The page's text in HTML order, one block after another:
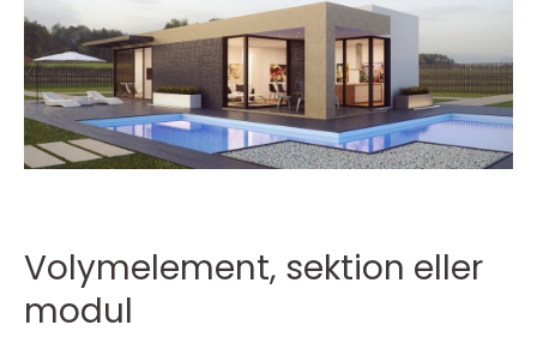
Volymelement, sektion eller
modul